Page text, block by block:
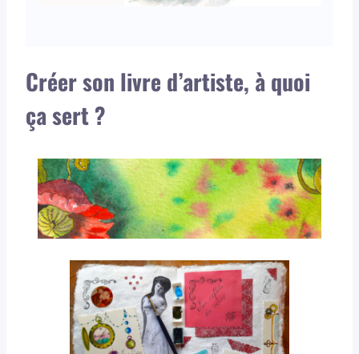
Créer son livre d’artiste, à quoi
ça sert ?